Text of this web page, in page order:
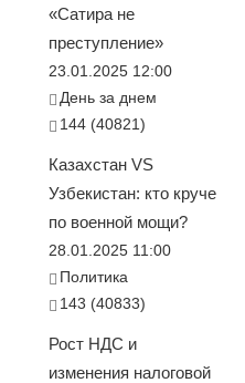
«Сатира не
преступление»
23.01.2025 12:00
День за днем
144 (40821)
Казахстан VS
Узбекистан: кто круче
по военной мощи?
28.01.2025 11:00
Политика
143 (40833)
Рост НДС и
изменения налоговой